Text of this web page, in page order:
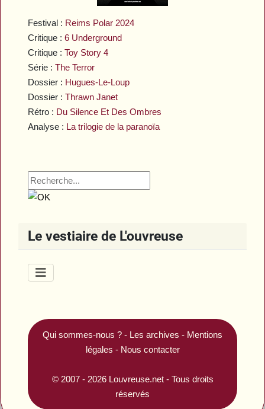
Festival : Reims Polar 2024
Critique :6 Underground
Critique :Toy Story 4
Série :The Terror
Dossier : Hugues-Le-Loup
Dossier :Thrawn Janet
Rétro : Du Silence Et Des Ombres
Analyse : La trilogie de la paranoïa
Le vestiaire de L'ouvreuse
Qui sommes-nous ? - Les archives - Mentions
légales - Nous contacter
© 2007 - 2026 Louvreuse.net- Tous droits
réservés